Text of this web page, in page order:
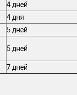
4 дней
4 дня
5 дней
5 дней
7 дней